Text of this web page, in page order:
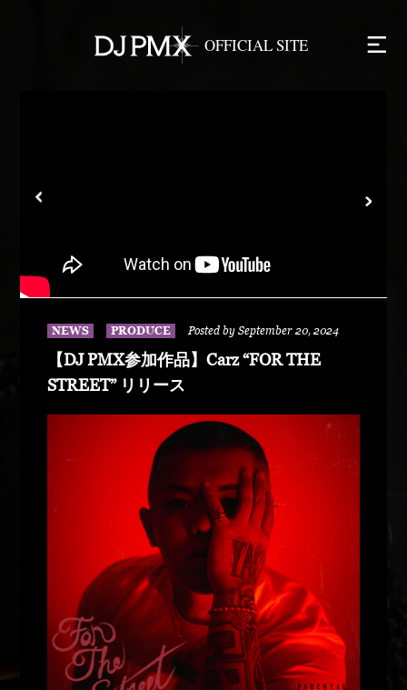
NEWS PRODUCE Posted by September 20, 2024
【DJ PMX参加作品】Carz “FOR THE
STREET” リリース